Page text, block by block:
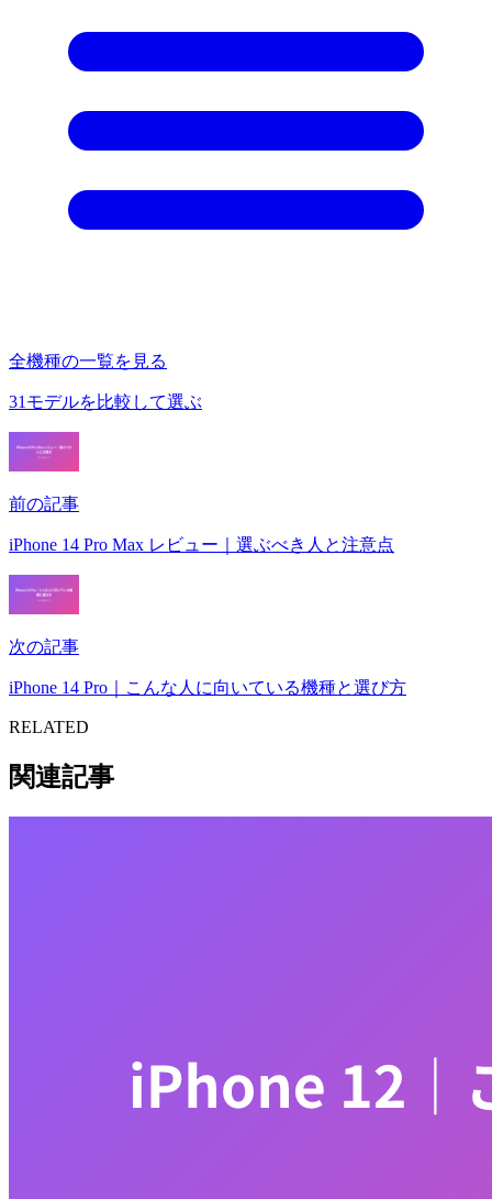
全機種の一覧を見る
31モデルを比較して選ぶ
前の記事
iPhone 14 Pro Max レビュー｜選ぶべき人と注意点
次の記事
iPhone 14 Pro｜こんな人に向いている機種と選び方
RELATED
関連記事